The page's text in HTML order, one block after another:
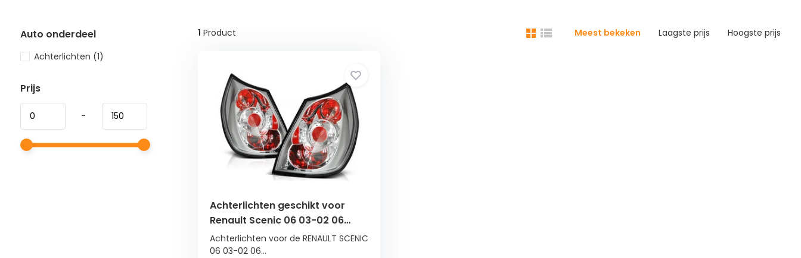
Auto onderdeel
Achterlichten (1)
Prijs
-
1 Product Meest bekeken Laagste prijs Hoogste prijs
Achterlichten geschikt voor
Renault Scenic 06 03-02 06
chroom
Achterlichten voor de RENAULT SCENIC
06 03-02 06...